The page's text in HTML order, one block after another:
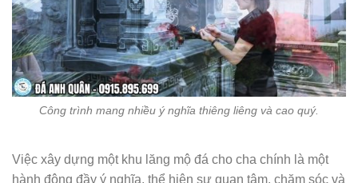
Công trình mang nhiều ý nghĩa thiêng liêng và cao quý.
Việc xây dựng một khu lăng mộ đá cho cha chính là một
hành động đầy ý nghĩa, thể hiện sự quan tâm, chăm sóc và